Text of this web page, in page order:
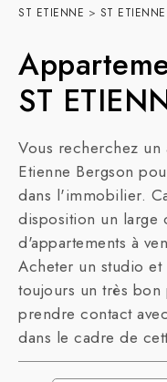
ST ETIENNE > ST
ST
Vous recherchez un
Etienne Bergson
dans l'immobilier.
disposition un large
d'appartements à
Acheter un studio
toujours un très bon
prendre contact
dans le cadre de